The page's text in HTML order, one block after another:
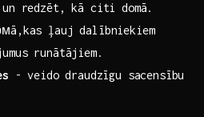
redzēt, kā citi domā.
ļauj dalībniekiem
runātājiem.
-⁤ veido draudzīgu sacensību